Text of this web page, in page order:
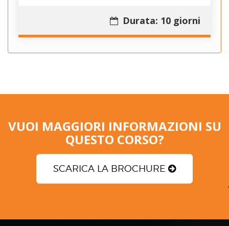
Durata: 10 giorni
VUOI MAGGIORI INFORMAZIONI SU
QUESTO CORSO?
SCARICA LA BROCHURE